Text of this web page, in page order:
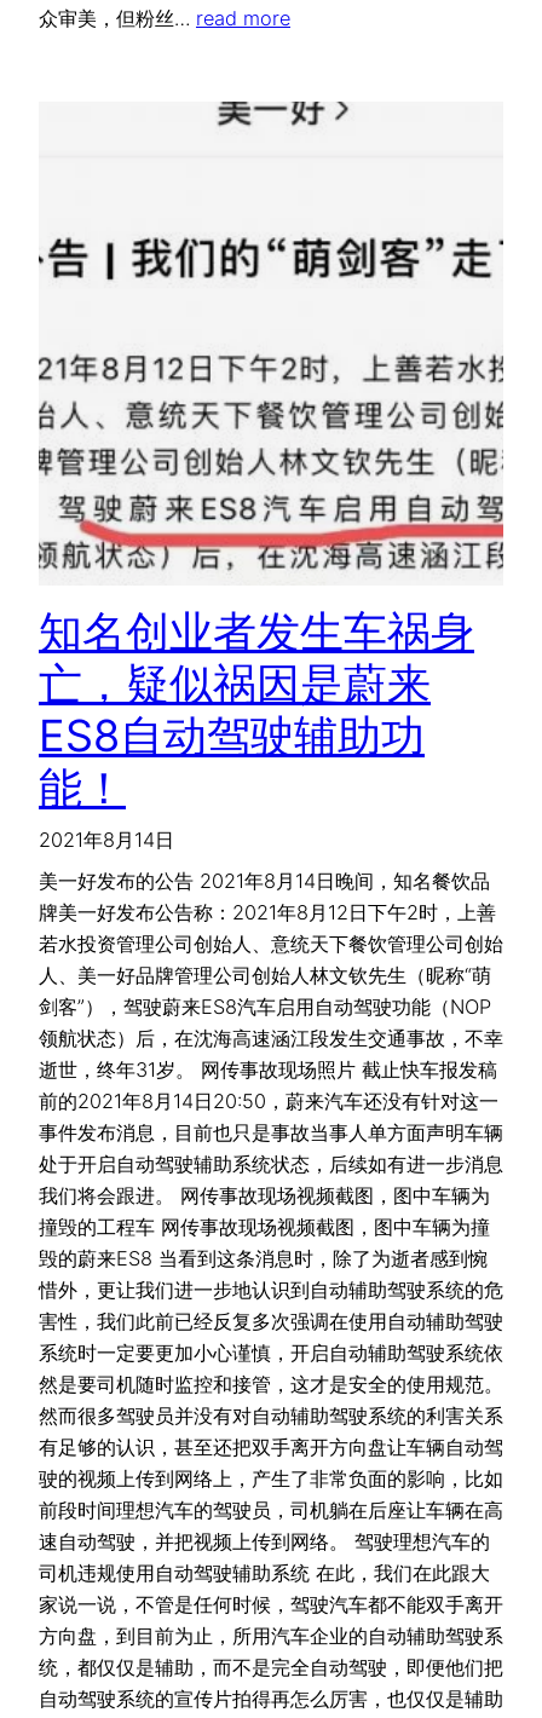
众审美，但粉丝… read more
知名创业者发生车祸身
亡，疑似祸因是蔚来
ES8自动驾驶辅助功
能！
2021年8月14日
美一好发布的公告 2021年8月14日晚间，知名餐饮品
牌美一好发布公告称：2021年8月12日下午2时，上善
若水投资管理公司创始人、意统天下餐饮管理公司创始
人、美一好品牌管理公司创始人林文钦先生（昵称“萌
剑客”），驾驶蔚来ES8汽车启用自动驾驶功能（NOP
领航状态）后，在沈海高速涵江段发生交通事故，不幸
逝世，终年31岁。 网传事故现场照片 截止快车报发稿
前的2021年8月14日20:50，蔚来汽车还没有针对这一
事件发布消息，目前也只是事故当事人单方面声明车辆
处于开启自动驾驶辅助系统状态，后续如有进一步消息
我们将会跟进。 网传事故现场视频截图，图中车辆为
撞毁的工程车 网传事故现场视频截图，图中车辆为撞
毁的蔚来ES8 当看到这条消息时，除了为逝者感到惋
惜外，更让我们进一步地认识到自动辅助驾驶系统的危
害性，我们此前已经反复多次强调在使用自动辅助驾驶
系统时一定要更加小心谨慎，开启自动辅助驾驶系统依
然是要司机随时监控和接管，这才是安全的使用规范。
然而很多驾驶员并没有对自动辅助驾驶系统的利害关系
有足够的认识，甚至还把双手离开方向盘让车辆自动驾
驶的视频上传到网络上，产生了非常负面的影响，比如
前段时间理想汽车的驾驶员，司机躺在后座让车辆在高
速自动驾驶，并把视频上传到网络。 驾驶理想汽车的
司机违规使用自动驾驶辅助系统 在此，我们在此跟大
家说一说，不管是任何时候，驾驶汽车都不能双手离开
方向盘，到目前为止，所用汽车企业的自动辅助驾驶系
统，都仅仅是辅助，而不是完全自动驾驶，即便他们把
自动驾驶系统的宣传片拍得再怎么厉害，也仅仅是辅助